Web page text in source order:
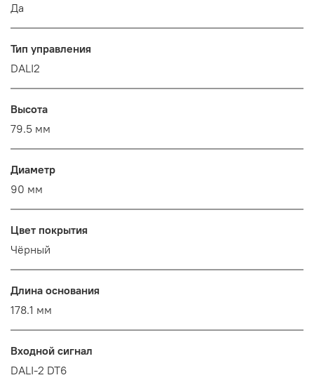
Да
Тип управления
DALI2
Высота
79.5 мм
Диаметр
90 мм
Цвет покрытия
Чёрный
Длина основания
178.1 мм
Входной сигнал
DALI-2 DT6